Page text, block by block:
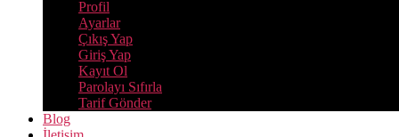
Profil
Ayarlar
Çıkış Yap
Giriş Yap
Kayıt Ol
Parolayı Sıfırla
Tarif Gönder
Blog